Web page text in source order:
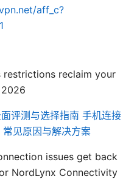
aff_c?
reclaim your
评测与选择指南 手机连接
见原因与解决方案
issues get back
NordLynx Connectivity